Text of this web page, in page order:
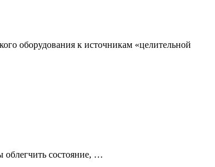
оборудования к источникам «целительной
облегчить состояние, …